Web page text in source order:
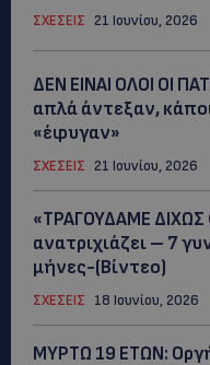
ΣΧΕΣΕΙΣ 21 Ιουνίου, 2026
ΔΕΝ ΕΙΝΑΙ ΟΛΟΙ ΟΙ
απλά άντεξαν,
«έφυγαν»
ΣΧΕΣΕΙΣ 21 Ιουνίου, 2026
«ΤΡΑΓΟΥΔΑΜΕ
ανατριχιάζει – 7
μήνες-(Βίντεο)
ΣΧΕΣΕΙΣ 18 Ιουνίου, 2026
ΜYΡΤΩ 19 ΕΤΩΝ: